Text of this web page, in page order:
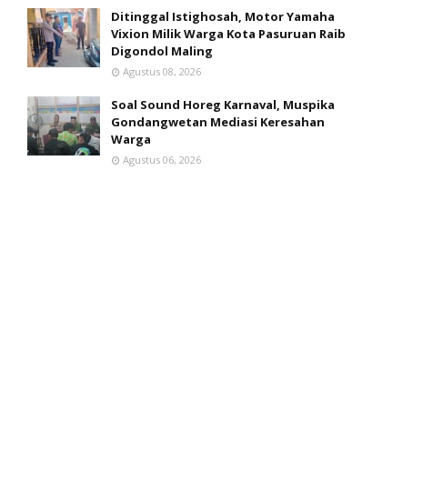
Ditinggal Istighosah, Motor Yamaha
Vixion Milik Warga Kota Pasuruan Raib
Digondol Maling
Agustus 08, 2026
Soal Sound Horeg Karnaval, Muspika
Gondangwetan Mediasi Keresahan
Warga
Agustus 06, 2026